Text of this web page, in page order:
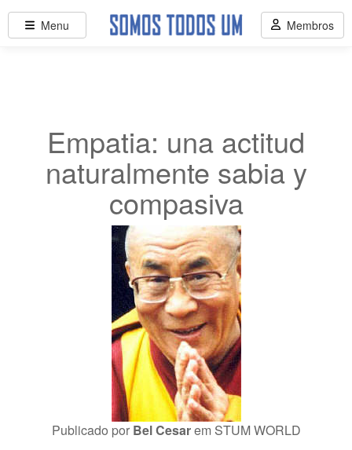
Empatia: una actitud
naturalmente sabia y
compasiva
Publicado por Bel Cesarem STUM WORLD
Menu Membros